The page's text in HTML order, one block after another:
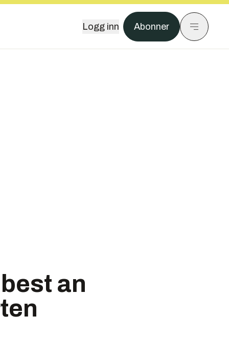
Logg inn Abonner
an